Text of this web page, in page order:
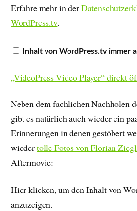
Erfahre mehr in der
WordPress.tv.
Inhalt von WordPress.tv immer
„VideoPress Video Player“ direkt
Neben dem fachlichen Nachholen
gibt es natürlich auch wieder ein
Erinnerungen in denen gestöbert
wiedertolle Fotos von Florian
Aftermovie:
Hier klicken, um den Inhalt von
anzuzeigen.